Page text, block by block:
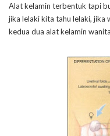
Alat kelamin terbentuk tapi
jika lelaki kita tahu lelaki, jika
kedua dua alat kelamin